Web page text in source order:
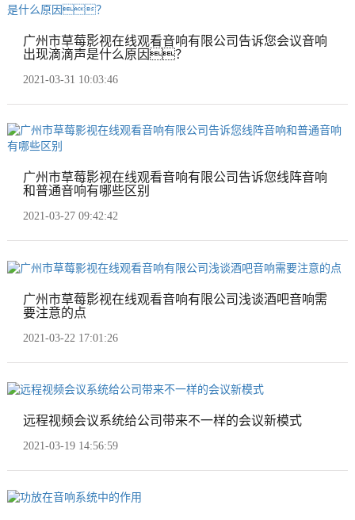
广州市草莓影视在线观看音响有限公司告诉您会议音响
出现滴滴声是什么原因？
2021-03-31 10:03:46
广州市草莓影视在线观看音响有限公司告诉您线阵音响
和普通音响有哪些区别
2021-03-27 09:42:42
广州市草莓影视在线观看音响有限公司浅谈酒吧音响需
要注意的点
2021-03-22 17:01:26
远程视频会议系统给公司带来不一样的会议新模式
2021-03-19 14:56:59